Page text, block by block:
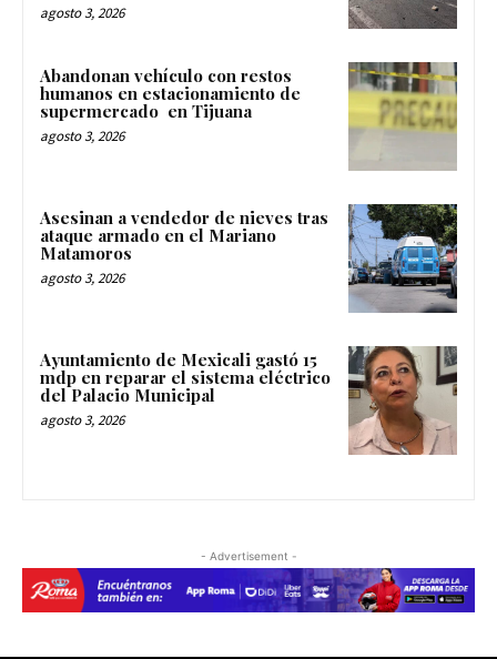
agosto 3, 2026
Abandonan vehículo con restos
humanos en estacionamiento de
supermercado en Tijuana
agosto 3, 2026
Asesinan a vendedor de nieves tras
ataque armado en el Mariano
Matamoros
agosto 3, 2026
Ayuntamiento de Mexicali gastó 15
mdp en reparar el sistema eléctrico
del Palacio Municipal
agosto 3, 2026
- Advertisement -